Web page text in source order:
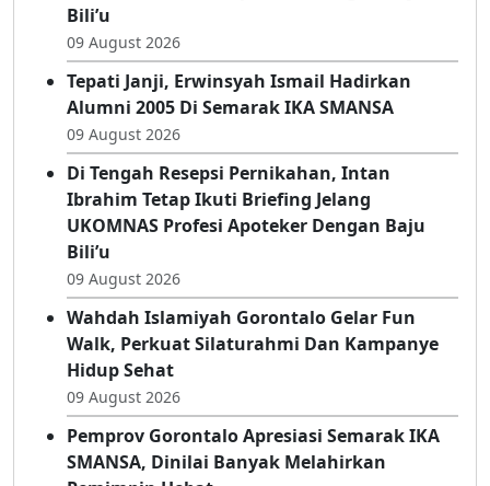
Di Tengah Resepsi Pernikahan, Intan
Ibrahim Tetap Ikuti Briefing Jelang
UKOMNAS Profesi Apoteker Dengan Baju
Bili’u
09 August 2026
Tepati Janji, Erwinsyah Ismail Hadirkan
Alumni 2005 Di Semarak IKA SMANSA
09 August 2026
Di Tengah Resepsi Pernikahan, Intan
Ibrahim Tetap Ikuti Briefing Jelang
UKOMNAS Profesi Apoteker Dengan Baju
Bili’u
09 August 2026
Wahdah Islamiyah Gorontalo Gelar Fun
Walk, Perkuat Silaturahmi Dan Kampanye
Hidup Sehat
09 August 2026